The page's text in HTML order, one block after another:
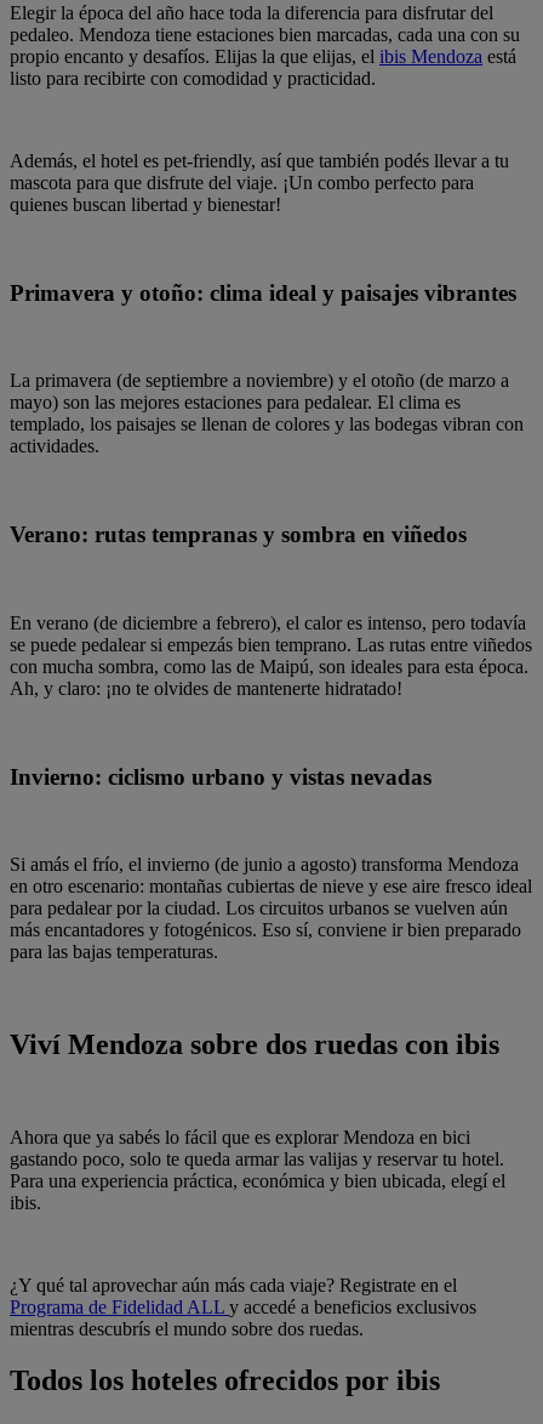
Elegir la época del año hace toda la diferencia para disfrutar del
pedaleo. Mendoza tiene estaciones bien marcadas, cada una con su
propio encanto y desafíos. Elijas la que elijas, el ibis Mendoza está
listo para recibirte con comodidad y practicidad.
Además, el hotel es pet-friendly, así que también podés llevar a tu
mascota para que disfrute del viaje. ¡Un combo perfecto para
quienes buscan libertad y bienestar!
Primavera y otoño: clima ideal y paisajes vibrantes
La primavera (de septiembre a noviembre) y el otoño (de marzo a
mayo) son las mejores estaciones para pedalear. El clima es
templado, los paisajes se llenan de colores y las bodegas vibran con
actividades.
Verano: rutas tempranas y sombra en viñedos
En verano (de diciembre a febrero), el calor es intenso, pero todavía
se puede pedalear si empezás bien temprano. Las rutas entre viñedos
con mucha sombra, como las de Maipú, son ideales para esta época.
Ah, y claro: ¡no te olvides de mantenerte hidratado!
Invierno: ciclismo urbano y vistas nevadas
Si amás el frío, el invierno (de junio a agosto) transforma Mendoza
en otro escenario: montañas cubiertas de nieve y ese aire fresco ideal
para pedalear por la ciudad. Los circuitos urbanos se vuelven aún
más encantadores y fotogénicos. Eso sí, conviene ir bien preparado
para las bajas temperaturas.
Viví Mendoza sobre dos ruedas con ibis
Ahora que ya sabés lo fácil que es explorar Mendoza en bici
gastando poco, solo te queda armar las valijas y reservar tu hotel.
Para una experiencia práctica, económica y bien ubicada, elegí el
ibis.
¿Y qué tal aprovechar aún más cada viaje? Registrate en el
Programa de Fidelidad ALL y accedé a beneficios exclusivos
mientras descubrís el mundo sobre dos ruedas.
Todos los hoteles ofrecidos por ibis